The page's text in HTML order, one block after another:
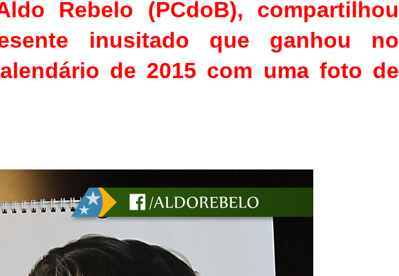
Rebelo (PCdoB), compartilhou
inusitado que ganhou no
de 2015 com uma foto de